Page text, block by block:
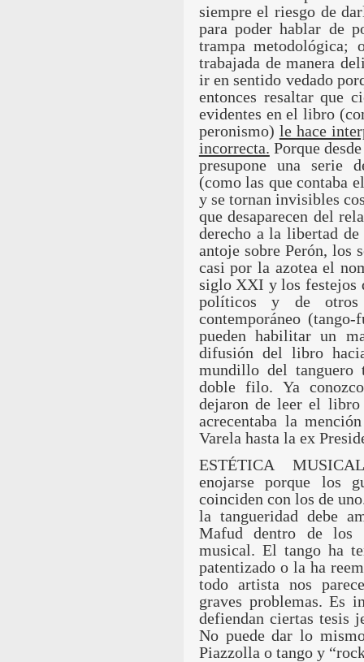
siempre el riesgo de
para poder hablar de
trampa metodológica;
trabajada de manera
ir en sentido vedado
entonces resaltar que
evidentes en el libro
peronismo) le hace
incorrecta. Porque
presupone una serie
(como las que contaba
y se tornan invisibles
que desaparecen del
derecho a la libertad
antoje sobre Perón, los
casi por la azotea el
siglo XXI y los festejos
políticos y de otros
contemporáneo
pueden habilitar un
difusión del libro
mundillo del tanguero
doble filo. Ya
dejaron de leer el
acrecentaba la
Varela hasta la ex
ESTÉTICA
enojarse porque los
coinciden con los de
la tangueridad debe
Mafud dentro de los
musical. El tango ha
patentizado o la ha
todo artista nos
graves problemas. Es
defiendan ciertas tesis
No puede dar lo
Piazzolla o tango y